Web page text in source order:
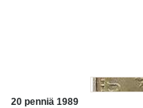
20 penniä 1989